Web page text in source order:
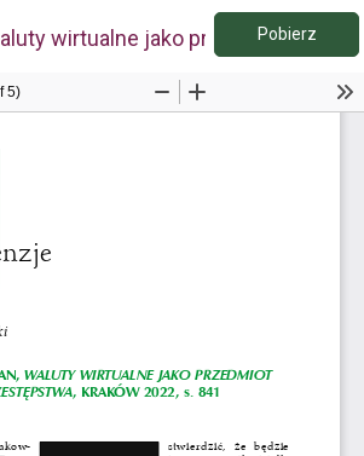
artykułu
wirtualne jako przedmiotPobierz